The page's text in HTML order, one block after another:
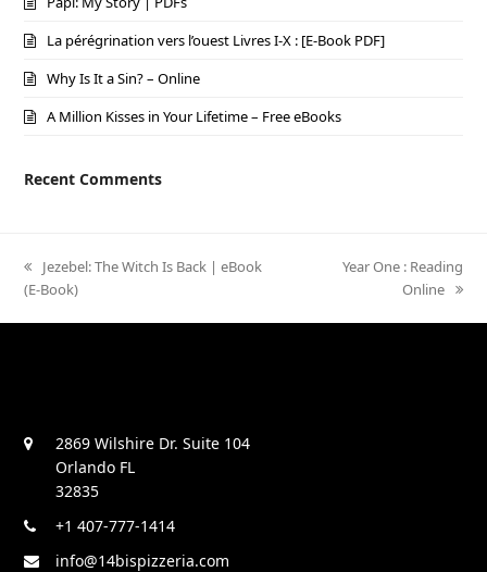
La pérégrination vers l’ouest Livres I-X : [E-Book PDF]
Why Is It a Sin? – Online
A Million Kisses in Your Lifetime – Free eBooks
Recent Comments
previous
post:
Jezebel: The Witch Is Back | eBook
(E-Book)
next
Year One : Reading
Online
2869 Wilshire Dr. Suite 104
Orlando FL
32835
+1 407-777-1414
info@14bispizzeria.com